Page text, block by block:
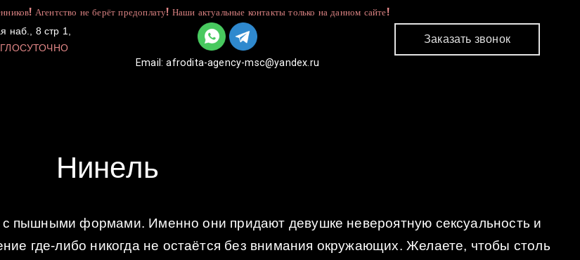
Агентство не берёт предоплату! Наши актуальные контакты только на данном сайте!
наб., 8 стр 1,
Email:afrodita-agency-msc@yandex.ru
Заказать звонок
Нинель
с пышными формами. Именно они придают девушке невероятную сексуальность и
где-либо никогда не остаётся без внимания окружающих. Желаете, чтобы столь